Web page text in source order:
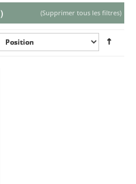
(Supprimer tous les filtres)